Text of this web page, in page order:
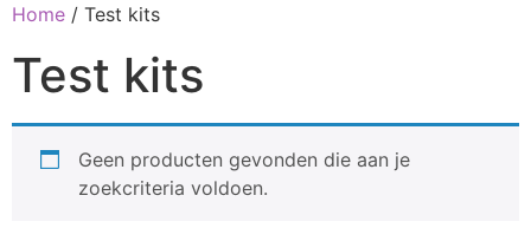
Home / Test kits
Test kits
Geen producten gevonden die aan je
zoekcriteria voldoen.